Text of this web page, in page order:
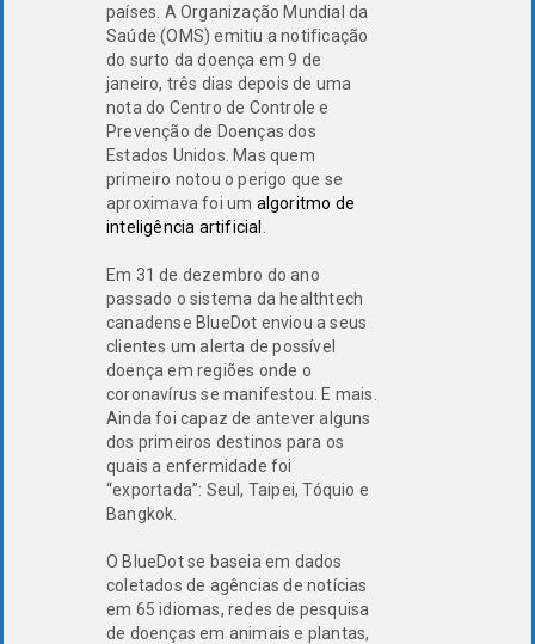
países. A Organização Mundial da
Saúde (OMS) emitiu a notificação
do surto da doença em 9 de
janeiro, três dias depois de uma
nota do Centro de Controle e
Prevenção de Doenças dos
Estados Unidos. Mas quem
primeiro notou o perigo que se
aproximava foi um algoritmo de
inteligência artificial
Em 31 de dezembro do ano
passado o sistema da healthtech
canadense BlueDot enviou a seus
clientes um alerta de possível
doença em regiões onde o
coronavírus se manifestou. E mais.
Ainda foi capaz de antever alguns
dos primeiros destinos para os
quais a enfermidade foi
“exportada”: Seul, Taipei, Tóquio e
Bangkok.
O BlueDot se baseia em dados
coletados de agências de notícias
em 65 idiomas, redes de pesquisa
de doenças em animais e plantas,